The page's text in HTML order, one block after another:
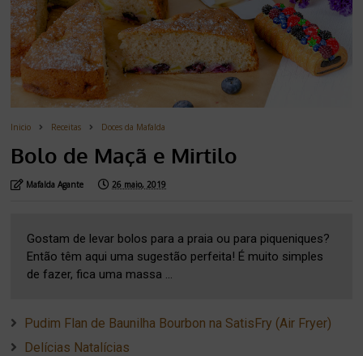
Inicio Receitas Doces da Mafalda
Bolo de Maçã e Mirtilo
Mafalda Agante 26 maio, 2019
Gostam de levar bolos para a praia ou para piqueniques?
Então têm aqui uma sugestão perfeita! É muito simples
de fazer, fica uma massa ...
Pudim Flan de Baunilha Bourbon na SatisFry (Air Fryer)
Delícias Natalícias